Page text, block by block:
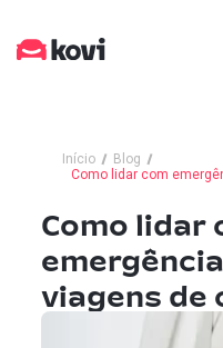
Início
Blog
Como lidar com
Como lidar
viagens de